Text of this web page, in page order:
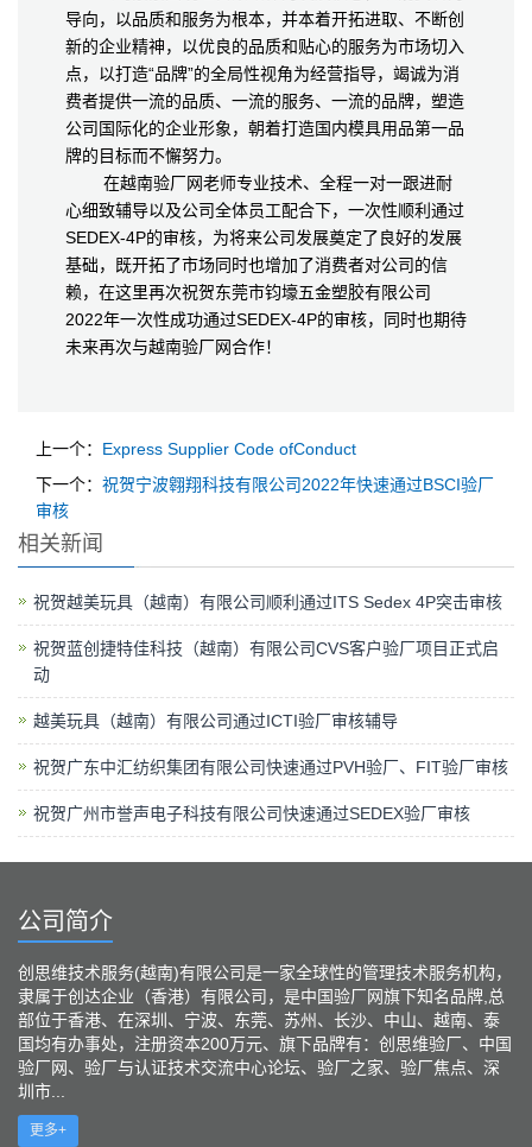
导向，以品质和服务为根本，并本着开拓进取、不断创
新的企业精神，以优良的品质和贴心的服务为市场切入
点，以打造“品牌”的全局性视角为经营指导，竭诚为消
费者提供一流的品质、一流的服务、一流的品牌，塑造
公司国际化的企业形象，朝着打造国内模具用品第一品
牌的目标而不懈努力。
在越南验厂网老师专业技术、全程一对一跟进耐
心细致辅导以及公司全体员工配合下，一次性顺利通过
SEDEX-4P的审核，为将来公司发展奠定了良好的发展
基础，既开拓了市场同时也增加了消费者对公司的信
赖，在这里再次祝贺东莞市钧壕五金塑胶有限公司
2022年一次性成功通过SEDEX-4P的审核，同时也期待
未来再次与越南验厂网合作！
上一个： Express Supplier Code ofConduct
下一个： 祝贺宁波翱翔科技有限公司2022年快速通过BSCI验厂
审核
相关新闻
祝贺越美玩具（越南）有限公司顺利通过ITS Sedex 4P突击审核
祝贺蓝创捷特佳科技（越南）有限公司CVS客户验厂项目正式启
动
越美玩具（越南）有限公司通过ICTI验厂审核辅导
祝贺广东中汇纺织集团有限公司快速通过PVH验厂、FIT验厂审核
祝贺广州市誉声电子科技有限公司快速通过SEDEX验厂审核
公司简介
创思维技术服务(越南)有限公司是一家全球性的管理技术服务机构，
隶属于创达企业（香港）有限公司，是中国验厂网旗下知名品牌,总
部位于香港、在深圳、宁波、东莞、苏州、长沙、中山、越南、泰
国均有办事处，注册资本200万元、旗下品牌有：创思维验厂、中国
验厂网、验厂与认证技术交流中心论坛、验厂之家、验厂焦点、深
圳市...
更多+